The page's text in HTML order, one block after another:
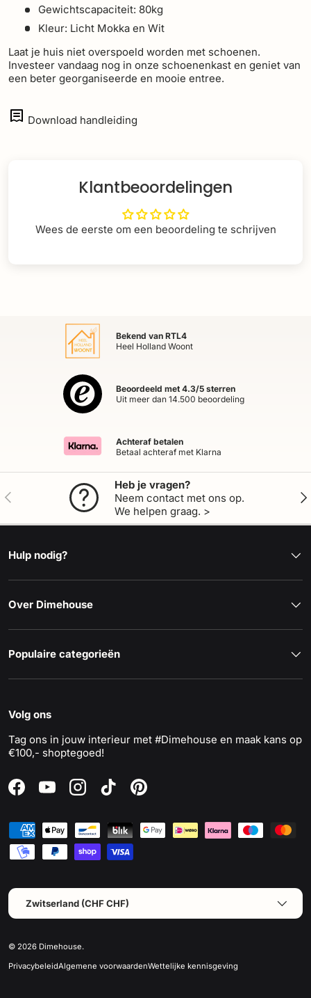
Gewichtscapaciteit: 80kg
Kleur: Licht Mokka en Wit
Laat je huis niet overspoeld worden met schoenen.
Investeer vandaag nog in onze schoenenkast en geniet van
een beter georganiseerde en mooie entree.
Download handleiding
Klantbeoordelingen
Wees de eerste om een beoordeling te schrijven
Bekend van RTL4
Heel Holland Woont
Beoordeeld met 4.3/5 sterren
Uit meer dan 14.500 beoordeling
Achteraf betalen
Betaal achteraf met Klarna
Vorige
Heb je vragen?
Neem contact met ons op.
We helpen graag. >
Hulp nodig?
Over Dimehouse
Populaire categorieën
Volg ons
Tag ons in jouw interieur met #Dimehouse en maak kans op
€100,- shoptegoed!
FacebookYouTubeInstagramTikTokPinterest
Geaccepteerde betaalmethoden
Land/Regio
Zwitserland (CHF CHF)
© 2026 Dimehouse.
PrivacybeleidAlgemene voorwaardenWettelijke kennisgeving